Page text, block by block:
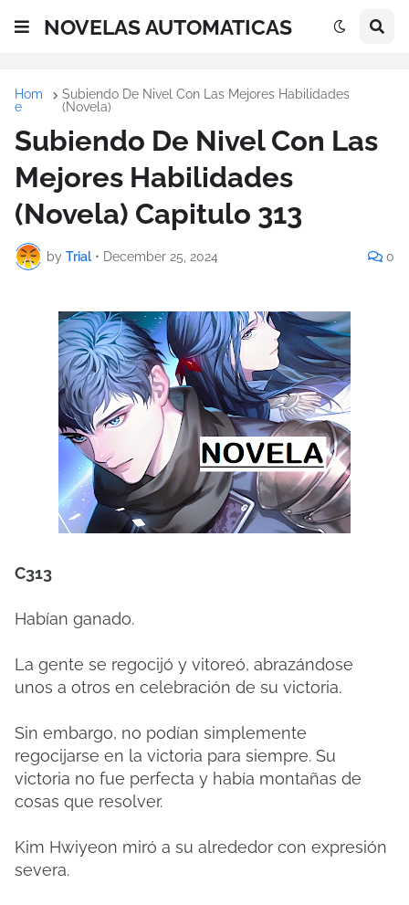
NOVELAS AUTOMATICAS
Hom
e
Subiendo De Nivel Con Las Mejores Habilidades
(Novela)
Subiendo De Nivel Con Las
Mejores Habilidades
(Novela) Capitulo 313
by Trial • December 25, 2024 0
C313
Habían ganado.
La gente se regocijó y vitoreó, abrazándose
unos a otros en celebración de su victoria.
Sin embargo, no podían simplemente
regocijarse en la victoria para siempre. Su
victoria no fue perfecta y había montañas de
cosas que resolver.
Kim Hwiyeon miró a su alrededor con expresión
severa.